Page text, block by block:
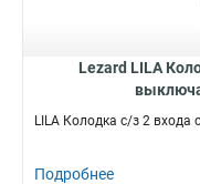
Lezard LILA
LILA Колодка с/з 2
Подробнее